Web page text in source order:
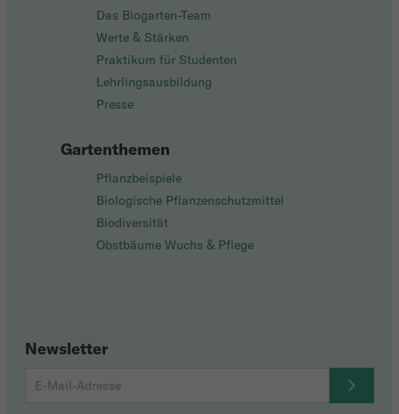
Das Biogarten-Team
Werte & Stärken
Praktikum für Studenten
Lehrlingsausbildung
Presse
Gartenthemen
Pflanzbeispiele
Biologische Pflanzenschutzmittel
Biodiversität
Obstbäume Wuchs & Pflege
Newsletter